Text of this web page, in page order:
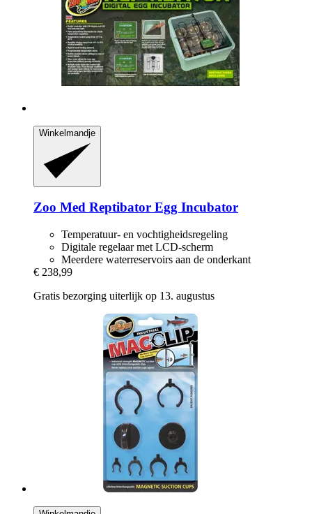
Winkelmandje
Zoo Med Reptibator Egg Incubator
Temperatuur- en vochtigheidsregeling
Digitale regelaar met LCD-scherm
Meerdere waterreservoirs aan de onderkant
€ 238,99
Gratis bezorging uiterlijk op 13. augustus